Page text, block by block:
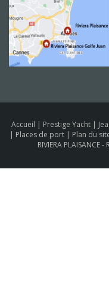
Accueil | Prestige Yacht |
| Places de port | Plan du
RIVIERA PLAISANCE -